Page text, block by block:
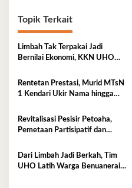
Topik Terkait
Limbah Tak Terpakai Jadi
Bernilai Ekonomi, KKN UHO
Briket
Rentetan Prestasi, Murid MTsN
1 Kendari Ukir Nama hingga
Revitalisasi Pesisir Petoaha,
Pemetaan Partisipatif dan
Dari Limbah Jadi Berkah, Tim
UHO Latih Warga Benuanerai